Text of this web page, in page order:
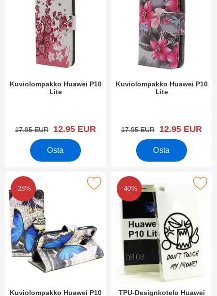
Kuviolompakko Huawei P10
Lite
vanha hinta
17.95 EUR uusi hinta
12.95 EUR
Osta
Kuviolompakko Huawei P10
Lite
vanha hinta
17.95 EUR uusi hinta
12.95 EUR
Osta
-28%
Kuviolompakko Huawei P10
Merkitse kuviolompakko Huawei P10 Lite suosikiksi
-40%
TPU-Designkotelo Huawei
Merkitse tPU-Designkotelo